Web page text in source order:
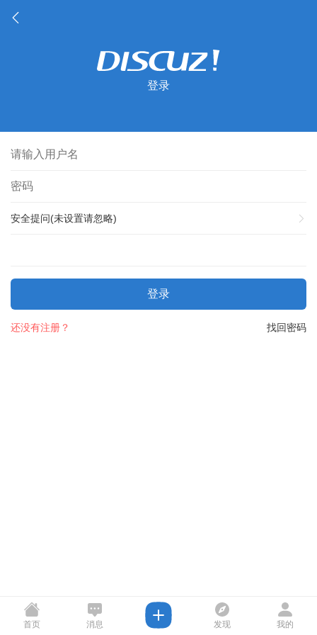
登录
安全提问(未设置请忽略)
登录
找回密码
还没有注册？
首页 消息 发现 我的